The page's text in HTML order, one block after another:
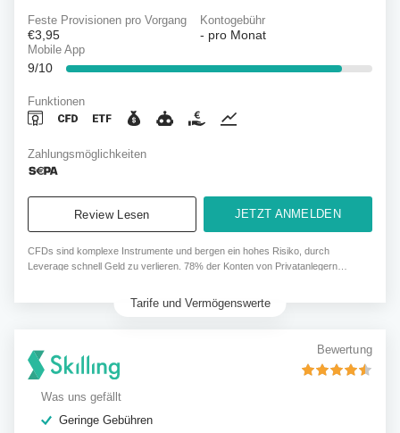
Feste Provisionen pro Vorgang
€3,95
Kontogebühr
- pro Monat
Mobile App
9/10
Funktionen
Zahlungsmöglichkeiten
Review Lesen JETZT ANMELDEN
CFDs sind komplexe Instrumente und bergen ein hohes Risiko, durch
Leverage schnell Geld zu verlieren. 78% der Konten von Privatanlegern
Tarife und Vermögenswerte
Bewertung
Was uns gefällt
Geringe Gebühren